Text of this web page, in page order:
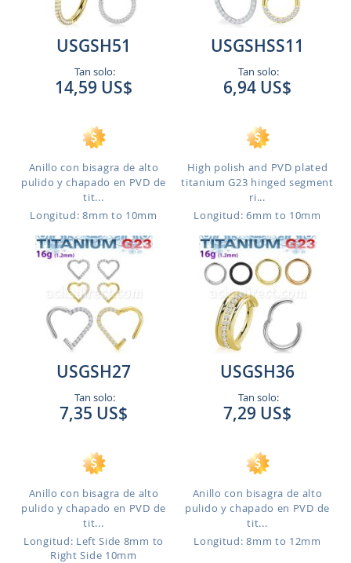
USGSH51
Tan solo:
14,59 US$
Anillo con bisagra de alto
pulido y chapado en PVD de
tit...
Longitud: 8mm to 10mm
USGSHSS11
Tan solo:
6,94 US$
High polish and PVD plated
titanium G23 hinged segment
ri...
Longitud: 6mm to 10mm
USGSH27
Tan solo:
7,35 US$
Anillo con bisagra de alto
pulido y chapado en PVD de
tit...
Longitud: Left Side 8mm to
Right Side 10mm
USGSH36
Tan solo:
7,29 US$
Anillo con bisagra de alto
pulido y chapado en PVD de
tit...
Longitud: 8mm to 12mm